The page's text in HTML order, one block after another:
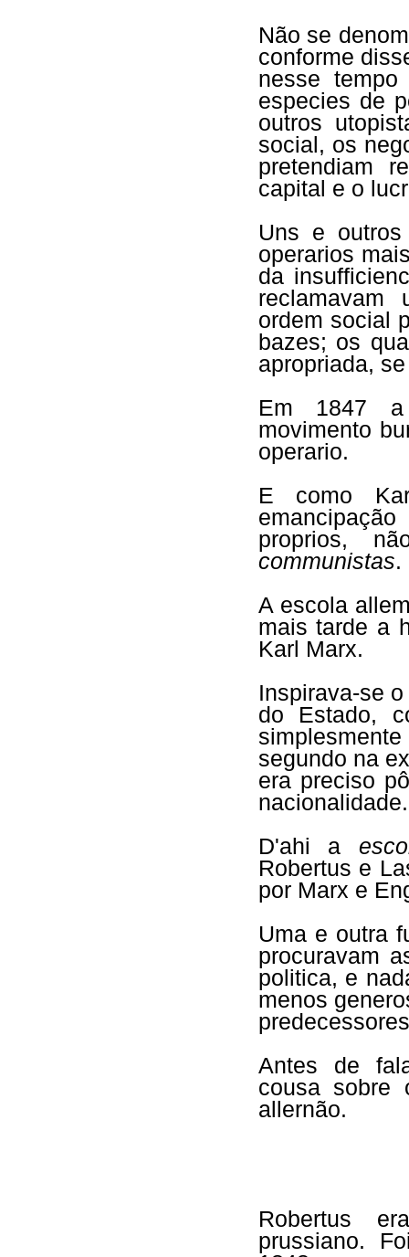
Não se
conforme
nesse
especies de
outros
social, os
pretendiam
capital e o
Uns e
operarios
da
ordem social
bazes; os
apropriada,
Em 1847
movimento
operario.
E como
proprios,
communistas.
A escola
mais tarde a
Karl Marx.
Inspirava-se
do Estado,
segundo na
era preciso
nacionalidade.
D'ahi a
Robertus e
por Marx e
Uma e outra
procuravam
politica, e
menos
Antes de
cousa sobre
allernão.
Robertus
prussiano.